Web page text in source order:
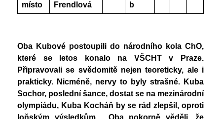
místo
Frendlová
b
Oba Kubové postoupili do národního kola ChO,
které se letos konalo na VŠCHT v Praze.
Připravovali se svědomitě nejen teoreticky, ale i
prakticky. Nicméně, nervy to byly strašné. Kuba
Sochor, poslední šance, dostat se na mezinárodní
olympiádu, Kuba Kocháň by se rád zlepšil, oproti
loňským výsledkům. Oba pokorně věděli, že